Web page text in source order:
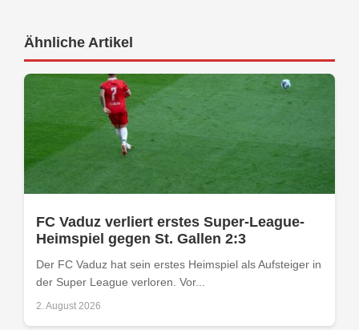
Ähnliche Artikel
FC Vaduz verliert erstes Super-League-
Heimspiel gegen St. Gallen 2:3
Der FC Vaduz hat sein erstes Heimspiel als Aufsteiger in
der Super League verloren. Vor...
2. August 2026